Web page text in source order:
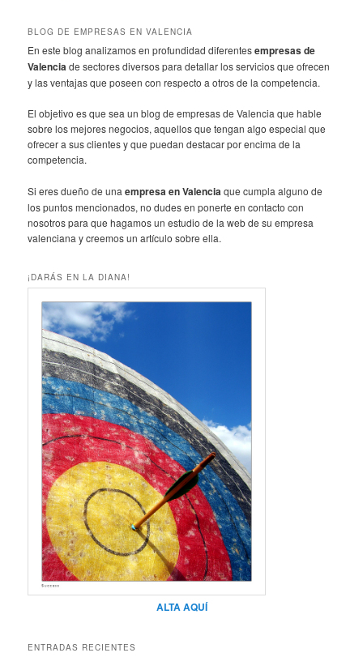
BLOG DE EMPRESAS EN VALENCIA
En este blog analizamos en profundidad diferentesempresas de
Valencia de sectores diversos para detallar los servicios que ofrecen
y las ventajas que poseen con respecto a otros de la competencia.
El objetivo es que sea un blog de empresas de Valencia que hable
sobre los mejores negocios, aquellos que tengan algo especial que
ofrecer a sus clientes y que puedan destacar por encima de la
competencia.
Si eres dueño de unaempresa en Valencia que cumpla alguno de
los puntos mencionados, no dudes en ponerte en contacto con
nosotros para que hagamos un estudio de la web de su empresa
valenciana y creemos un artículo sobre ella.
¡DARÁS EN LA DIANA!
ALTA AQUÍ
ENTRADAS RECIENTES